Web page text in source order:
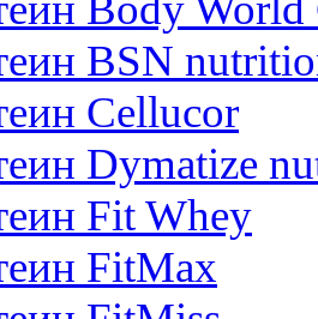
BSN
Cellucor
Dymatize
Fit Whey
FitMax